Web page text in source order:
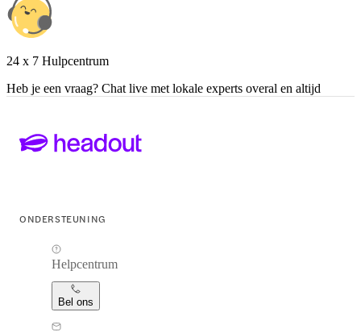
24 x 7 Hulpcentrum
Heb je een vraag? Chat live met lokale experts overal en altijd
ONDERSTEUNING
Helpcentrum
Bel ons